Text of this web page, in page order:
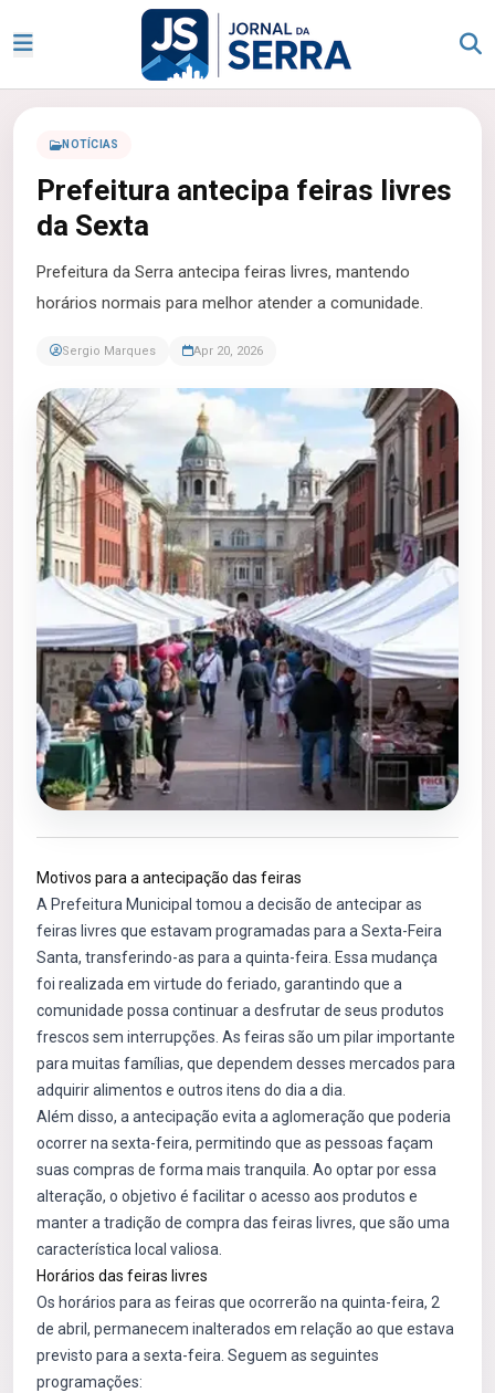
NOTÍCIAS
Prefeitura antecipa feiras livres
da Sexta
Prefeitura da Serra antecipa feiras livres, mantendo
horários normais para melhor atender a comunidade.
Sergio Marques Apr 20, 2026
Motivos para a antecipação das feiras
A Prefeitura Municipal tomou a decisão de antecipar as
feiras livres que estavam programadas para a Sexta-Feira
Santa, transferindo-as para a quinta-feira. Essa mudança
foi realizada em virtude do feriado, garantindo que a
comunidade possa continuar a desfrutar de seus produtos
frescos sem interrupções. As feiras são um pilar importante
para muitas famílias, que dependem desses mercados para
adquirir alimentos e outros itens do dia a dia.
Além disso, a antecipação evita a aglomeração que poderia
ocorrer na sexta-feira, permitindo que as pessoas façam
suas compras de forma mais tranquila. Ao optar por essa
alteração, o objetivo é facilitar o acesso aos produtos e
manter a tradição de compra das feiras livres, que são uma
característica local valiosa.
Horários das feiras livres
Os horários para as feiras que ocorrerão na quinta-feira, 2
de abril, permanecem inalterados em relação ao que estava
previsto para a sexta-feira. Seguem as seguintes
programações: